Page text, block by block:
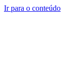
Ir para o conteúdo